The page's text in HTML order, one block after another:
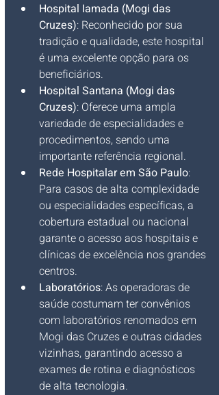
Hospital Iamada (Mogi das
Cruzes): Reconhecido por sua
tradição e qualidade, este hospital
é uma excelente opção para os
beneficiários.
Hospital Santana (Mogi das
Cruzes): Oferece uma ampla
variedade de especialidades e
procedimentos, sendo uma
importante referência regional.
Rede Hospitalar em São Paulo:
Para casos de alta complexidade
ou especialidades específicas, a
cobertura estadual ou nacional
garante o acesso aos hospitais e
clínicas de excelência nos grandes
centros.
Laboratórios: As operadoras de
saúde costumam ter convênios
com laboratórios renomados em
Mogi das Cruzes e outras cidades
vizinhas, garantindo acesso a
exames de rotina e diagnósticos
de alta tecnologia.